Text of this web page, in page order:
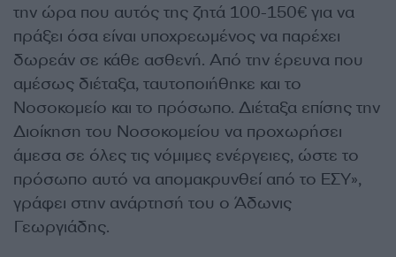
την ώρα που αυτός της ζητά 100-150€ για να
πράξει όσα είναι υποχρεωμένος να παρέχει
δωρεάν σε κάθε ασθενή. Από την έρευνα που
αμέσως διέταξα, ταυτοποιήθηκε και το
Νοσοκομείο και το πρόσωπο. Διέταξα επίσης την
Διοίκηση του Νοσοκομείου να προχωρήσει
άμεσα σε όλες τις νόμιμες ενέργειες, ώστε το
πρόσωπο αυτό να απομακρυνθεί από το ΕΣΥ»,
γράφει στην ανάρτησή του ο Άδωνις
Γεωργιάδης.